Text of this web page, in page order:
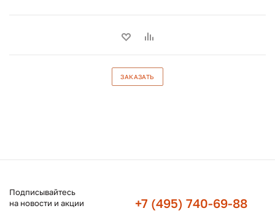
ЗАКАЗАТЬ
Подписывайтесь
на новости и акции
+7 (495) 740-69-88